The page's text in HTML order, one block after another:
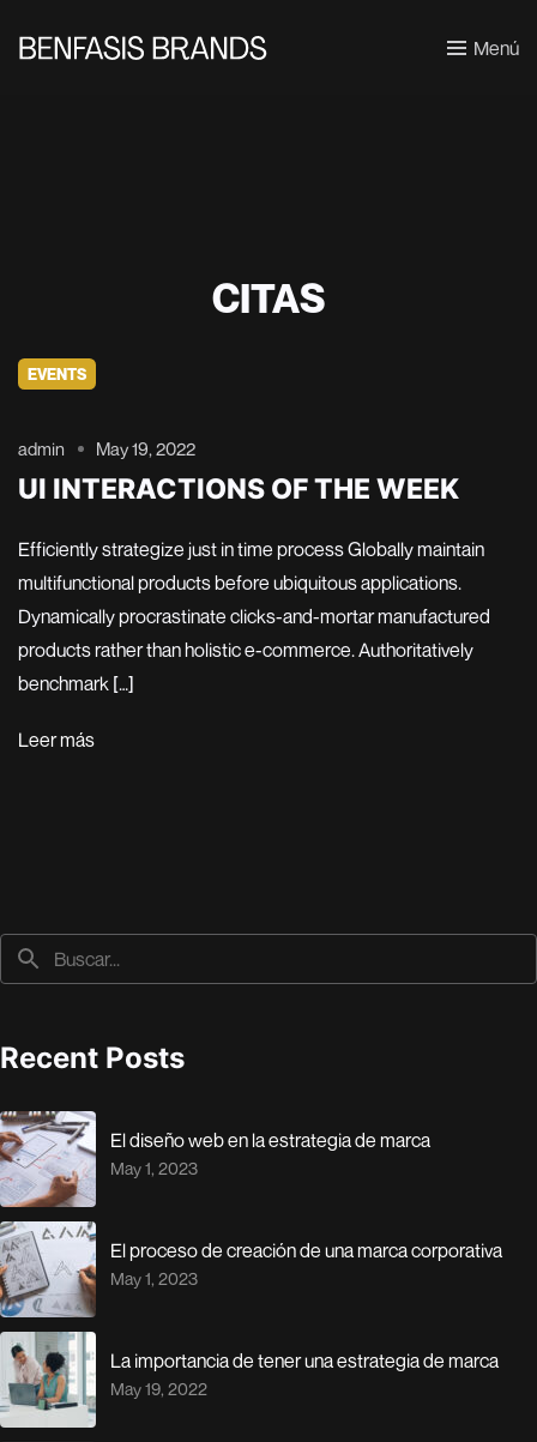
Menú
CITAS
EVENTS
admin May 19, 2022
UI INTERACTIONS OF THE WEEK
Efficiently strategize just in time process Globally maintain
multifunctional products before ubiquitous applications.
Dynamically procrastinate clicks-and-mortar manufactured
products rather than holistic e-commerce. Authoritatively
benchmark […]
Leer más
Recent Posts
El diseño web en la estrategia de marca
May 1, 2023
El proceso de creación de una marca corporativa
May 1, 2023
La importancia de tener una estrategia de marca
May 19, 2022